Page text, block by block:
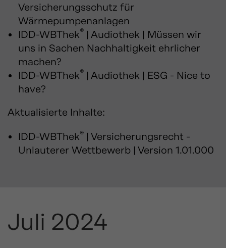
Versicherungsschutz für
Wärmepumpenanlagen
IDD-WBThek® | Audiothek | Müssen wir
uns in Sachen Nachhaltigkeit ehrlicher
machen?
IDD-WBThek® | Audiothek | ESG - Nice to
have?
Aktualisierte Inhalte:
IDD-WBThek® | Versicherungsrecht -
Unlauterer Wettbewerb | Version 1.01.000
Juli 2024